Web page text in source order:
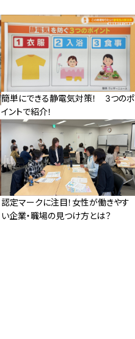
簡単にできる静電気対策！ 3つのポ
イントで紹介！
認定マークに注目！女性が働きやす
い企業・職場の見つけ方とは？